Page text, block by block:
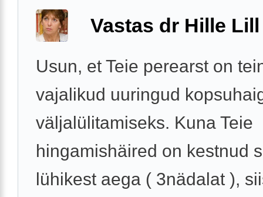
Vastas dr Hille Lill
Usun, et Teie perearst on
vajalikud uuringud
väljalülitamiseks. Kuna Teie
hingamishäired on kestnud
lühikest aega ( 3nädalat ),